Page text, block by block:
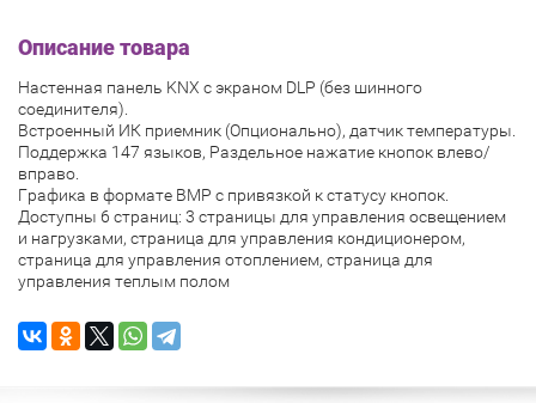
Описание товара
Настенная панель KNX с экраном DLP (без шинного
соединителя).
Встроенный ИК приемник (Опционально), датчик температуры.
Поддержка 147 языков, Раздельное нажатие кнопок влево/
вправо.
Графика в формате BMP с привязкой к статусу кнопок.
Доступны 6 страниц: 3 страницы для управления освещением
и нагрузками, страница для управления кондиционером,
страница для управления отоплением, страница для
управления теплым полом